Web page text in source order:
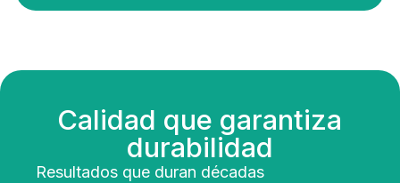
Calidad que garantiza
durabilidad
Resultados que duran décadas